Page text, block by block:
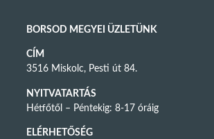
BORSOD MEGYEI ÜZLETÜNK
CÍM
3516 Miskolc, Pesti út 84.
NYITVATARTÁS
Hétfőtől – Péntekig: 8-17 óráig
ELÉRHETŐSÉG